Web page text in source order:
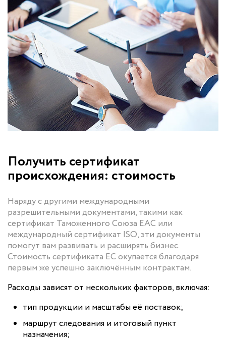
Получить сертификат
происхождения: стоимость
Наряду с другими международными
разрешительными документами, такими как
сертификат Таможенного Союза ЕАС или
международный сертификат ISO, эти документы
помогут вам развивать и расширять бизнес.
Стоимость сертификата ЕС окупается благодаря
первым же успешно заключённым контрактам.
Расходы зависят от нескольких факторов, включая:
тип продукции и масштабы её поставок;
маршрут следования и итоговый пункт
назначения;